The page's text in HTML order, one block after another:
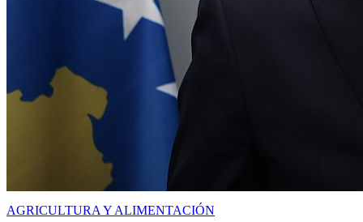
AGRICULTURA Y ALIMENTACIÓN